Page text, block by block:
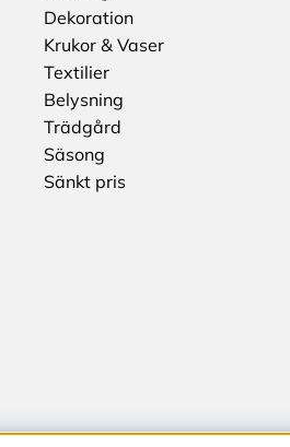
Dekoration
Krukor & Vaser
Textilier
Belysning
Trädgård
Säsong
Sänkt pris